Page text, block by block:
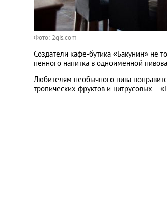
Фото: 2gis.com
Создатели кафе-бутика «Бакунин» не
пенного напитка в одноименной
Любителям необычного пива
тропических фруктов и цитрусовых –